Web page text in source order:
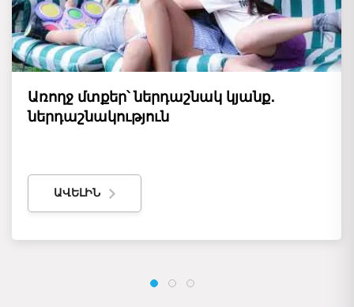
Առողջ մտքեր՝ ներդաշնակ կյանք․
ներդաշնակություն
ԱՎԵԼԻՆ